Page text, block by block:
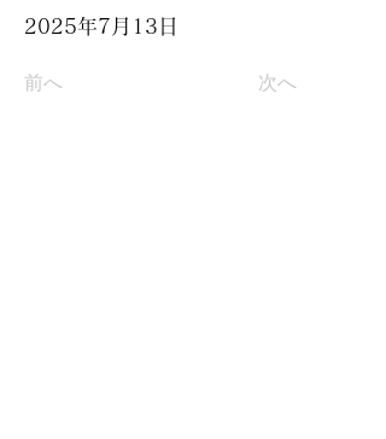
2025年7月13日
前へ 次へ